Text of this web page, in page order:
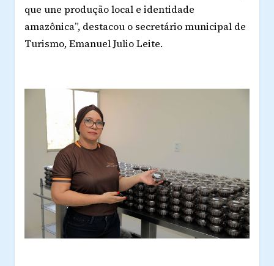
que une produção local e identidade
amazônica”, destacou o secretário municipal de
Turismo, Emanuel Julio Leite.